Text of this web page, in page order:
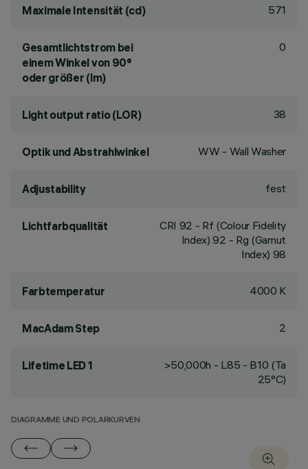
Maximale Intensität (cd) 571
Gesamtlichtstrom bei
einem Winkel von 90°
oder größer (lm)
0
Light output ratio (LOR) 38
Optik und Abstrahlwinkel WW - Wall Washer
Adjustability fest
Lichtfarbqualität CRI 92 - Rf (Colour Fidelity
Index) 92 - Rg (Gamut
Index) 98
Farbtemperatur 4000 K
MacAdam Step 2
Lifetime LED 1
>50,000h - L85 - B10 (Ta
25°C)
DIAGRAMME UND POLARKURVEN